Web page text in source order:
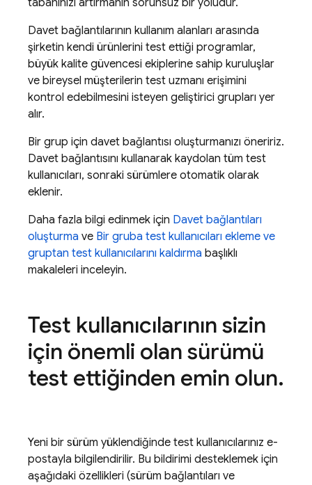
tabanınızı artırmanın sorunsuz bir yoludur.
Davet bağlantılarının kullanım alanları arasında
şirketin kendi ürünlerini test ettiği programlar,
büyük kalite güvencesi ekiplerine sahip kuruluşlar
ve bireysel müşterilerin test uzmanı erişimini
kontrol edebilmesini isteyen geliştirici grupları yer
alır.
Bir grup için davet bağlantısı oluşturmanızı öneririz.
Davet bağlantısını kullanarak kaydolan tüm test
kullanıcıları, sonraki sürümlere otomatik olarak
eklenir.
Daha fazla bilgi edinmek için Davet bağlantıları
oluşturma ve Bir gruba test kullanıcıları ekleme ve
gruptan test kullanıcılarını kaldırma başlıklı
makaleleri inceleyin.
Test kullanıcılarının sizin
için önemli olan sürümü
test ettiğinden emin olun.
Yeni bir sürüm yüklendiğinde test kullanıcılarınız e-
postayla bilgilendirilir. Bu bildirimi desteklemek için
aşağıdaki özellikleri (sürüm bağlantıları ve